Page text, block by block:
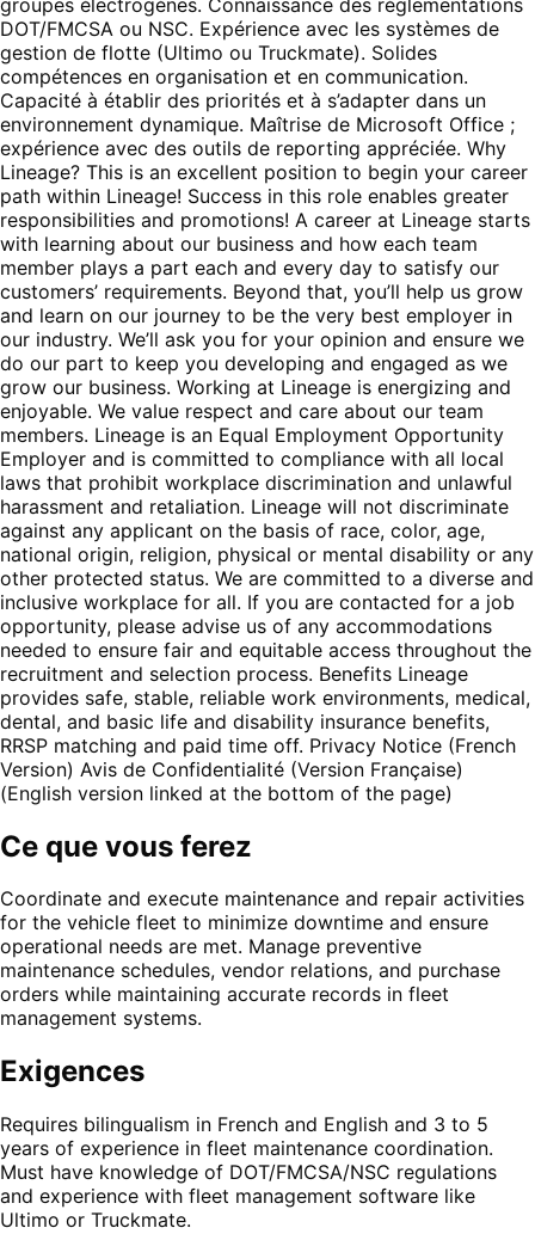
DOT/FMCSA ou NSC. Expérience avec les systèmes de
gestion de flotte (Ultimo ou Truckmate). Solides
compétences en organisation et en communication.
Capacité à établir des priorités et à s’adapter dans un
environnement dynamique. Maîtrise de Microsoft Office ;
expérience avec des outils de reporting appréciée. Why
Lineage? This is an excellent position to begin your career
path within Lineage! Success in this role enables greater
responsibilities and promotions! A career at Lineage starts
with learning about our business and how each team
member plays a part each and every day to satisfy our
customers’ requirements. Beyond that, you’ll help us grow
and learn on our journey to be the very best employer in
our industry. We’ll ask you for your opinion and ensure we
do our part to keep you developing and engaged as we
grow our business. Working at Lineage is energizing and
enjoyable. We value respect and care about our team
members. Lineage is an Equal Employment Opportunity
Employer and is committed to compliance with all local
laws that prohibit workplace discrimination and unlawful
harassment and retaliation. Lineage will not discriminate
against any applicant on the basis of race, color, age,
national origin, religion, physical or mental disability or any
other protected status. We are committed to a diverse and
inclusive workplace for all. If you are contacted for a job
opportunity, please advise us of any accommodations
needed to ensure fair and equitable access throughout the
recruitment and selection process. Benefits Lineage
provides safe, stable, reliable work environments, medical,
dental, and basic life and disability insurance benefits,
RRSP matching and paid time off. Privacy Notice (French
Version) Avis de Confidentialité (Version Française)
(English version linked at the bottom of the page)
Ce que vous ferez
Coordinate and execute maintenance and repair activities
for the vehicle fleet to minimize downtime and ensure
operational needs are met. Manage preventive
maintenance schedules, vendor relations, and purchase
orders while maintaining accurate records in fleet
management systems.
Exigences
Requires bilingualism in French and English and 3 to 5
years of experience in fleet maintenance coordination.
Must have knowledge of DOT/FMCSA/NSC regulations
and experience with fleet management software like
Ultimo or Truckmate.